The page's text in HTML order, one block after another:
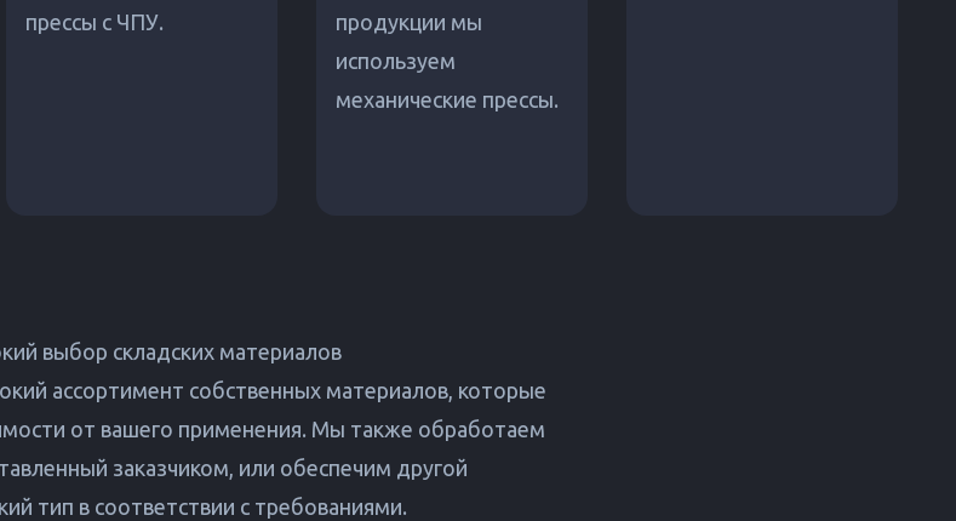
прессы с ЧПУ.
продукции мы
используем
механические прессы.
выбор складских материалов
ассортимент собственных материалов, которые
от вашего применения. Мы также обработаем
заказчиком, или обеспечим другой
тип в соответствии с требованиями.